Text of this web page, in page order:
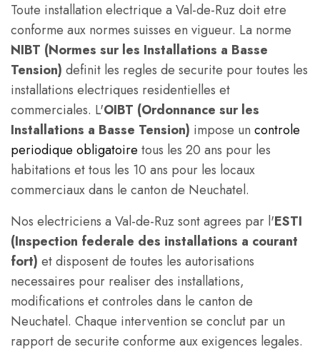
Toute installation electrique a Val-de-Ruz doit etre
conforme aux normes suisses en vigueur. La norme
NIBT (Normes sur les Installations a Basse
Tension) definit les regles de securite pour toutes les
installations electriques residentielles et
commerciales. L'OIBT (Ordonnance sur les
Installations a Basse Tension) impose un controle
periodique obligatoire tous les 20 ans pour les
habitations et tous les 10 ans pour les locaux
commerciaux dans le canton de Neuchatel.
Nos electriciens a Val-de-Ruz sont agrees par l'ESTI
(Inspection federale des installations a courant
fort) et disposent de toutes les autorisations
necessaires pour realiser des installations,
modifications et controles dans le canton de
Neuchatel. Chaque intervention se conclut par un
rapport de securite conforme aux exigences legales.